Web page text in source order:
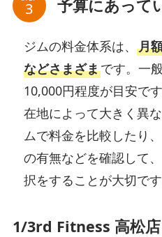
予算にあって
ジムの料金体系は、 月
などさまざまです。一
10,000円程度が目安で
在地によって大きく異
ムで料金を比較したり
の有無などを確認して
択をすることが大切です
1/3rd Fitness 高松店